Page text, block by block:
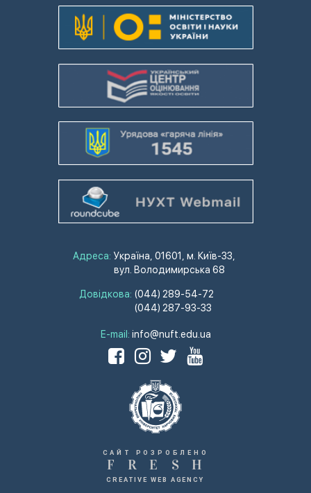
Адреса: Україна, 01601, м. Київ-33,
вул. Володимирська 68
Довідкова: (044) 289-54-72
(044) 287-93-33
E-mail: info@nuft.edu.ua
САЙТ РОЗРОБЛЕНО
F R E S H
CREATIVE WEB AGENCY